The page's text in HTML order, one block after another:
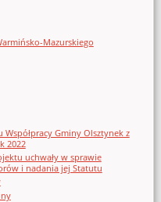
Mazurskiego
Współpracy Gminy Olsztynek z
2022
uchwały w sprawie
i nadania jej Statutu